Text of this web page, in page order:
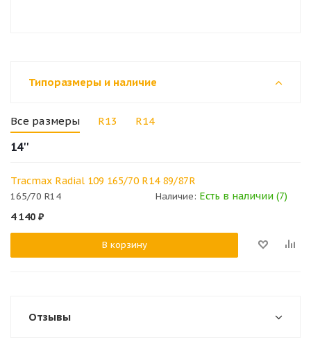
Типоразмеры и наличие
Все размеры R13 R14
14''
Tracmax Radial 109 165/70 R14 89/87R
165/70 R14 Наличие: Есть в наличии (7)
4 140 ₽
В корзину
Отзывы